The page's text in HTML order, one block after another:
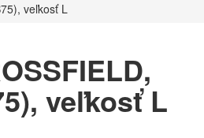
veľkosť L
veľkosť L